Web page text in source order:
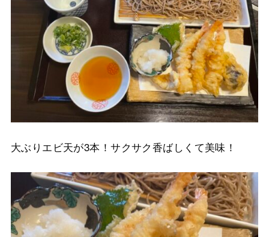
大ぶりエビ天が3本！サクサク香ばしくて美味！